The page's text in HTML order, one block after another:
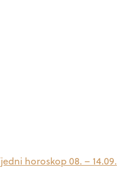
horoskop 08. – 14.09.